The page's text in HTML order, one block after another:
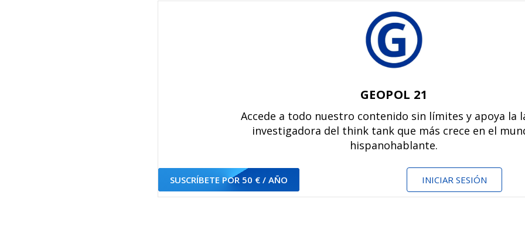
GEOPOL 21
Accede a todo nuestro contenido sin límites y apoya la
investigadora del think tank que más crece en el
hispanohablante.
SUSCRÍBETE POR 50 € / AÑO INICIAR SESIÓN